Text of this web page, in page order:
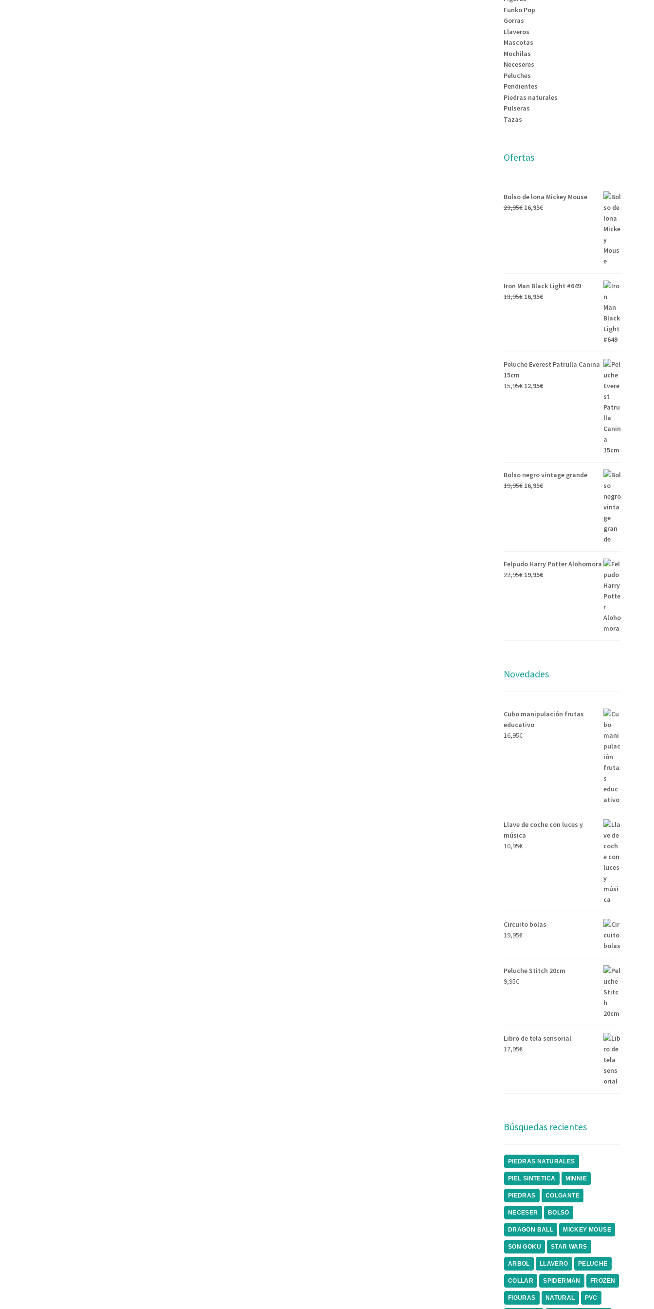
Funko Pop
Gorras
Llaveros
Mascotas
Mochilas
Neceseres
Peluches
Pendientes
Piedras naturales
Pulseras
Tazas
Ofertas
Bolso de lona Mickey Mouse
23,95€ 16,95€
Iron Man Black Light #649
18,95€ 16,95€
Peluche Everest Patrulla Canina
15cm
15,95€ 12,95€
Bolso negro vintage grande
19,95€ 16,95€
Felpudo Harry Potter Alohomora
22,95€ 19,95€
Novedades
Cubo manipulación frutas
educativo
16,95€
Llave de coche con luces y
música
10,95€
Circuito bolas
19,95€
Peluche Stitch 20cm
9,95€
Libro de tela sensorial
17,95€
Búsquedas recientes
PIEDRAS NATURALES
PIEL SINTETICA MINNIE
PIEDRAS COLGANTE
NECESER BOLSO
DRAGON BALL MICKEY MOUSE
SON GOKU STAR WARS
ARBOL LLAVERO PELUCHE
COLLAR SPIDERMAN FROZEN
FIGURAS NATURAL PVC